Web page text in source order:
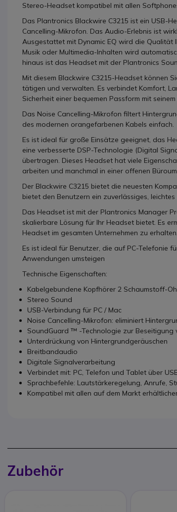
Stereo-Headset kompatibel mit allen
Das Plantronics Blackwire C3215 ist ein USB-
Cancelling-Mikrofon. Das Audio-Erlebnis ist
Ausgestattet mit Dynamic EQ wird die Qualität
Musik oder Multimedia-Inhalten wird
hinaus ist das Headset mit der Plantronics
Mit diesem Blackwire C3215-Headset können
tätigen und verwalten. Es verbindet Komfort,
Sicherheit einer bequemen Passform mit
Das Noise Cancelling-Mikrofon filtert
des modernen orangefarbenen Kabels einfach.
Es ist ideal für große Einsätze geeignet, das
eine verbesserte DSP-Technologie (Digital
übertragen. Dieses Headset hat viele
arbeiten und manchmal in einer offenen
Der Blackwire C3215 bietet die neuesten
bietet den Benutzern ein zuverlässiges,
Das Headset ist mit der Plantronics Manager
skalierbare Lösung für Ihr Headset bietet. Es
Headset im gesamten Unternehmen zu erhalten.
Es ist ideal für Benutzer, die auf PC-Telefonie
Anwendungen umsteigen
Technische Eigenschaften:
Kabelgebundene Kopfhörer 2 Schaumstoff-
Stereo Sound
USB-Verbindung für PC / Mac
Noise Cancelling-Mikrofon: eliminiert
SoundGuard ™ -Technologie zur Beseitigung
Unterdrückung von Hintergrundgeräuschen
Breitbandaudio
Digitale Signalverarbeitung
Verbindet mit: PC, Telefon und Tablet über
Sprachbefehle: Lautstärkeregelung, Anrufe,
Kompatibel mit allen auf dem Markt
Zubehör